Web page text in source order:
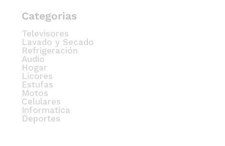
Categorias
Televisores
Lavado y Secado
Refrigeración
Audio
Hogar
Licores
Estufas
Motos
Celulares
Informatica
Deportes